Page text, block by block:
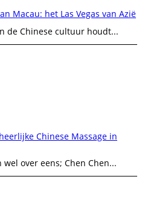
Macau: het Las Vegas van Azië
de Chinese cultuur houdt...
Chinese Massage in
over eens; Chen Chen...